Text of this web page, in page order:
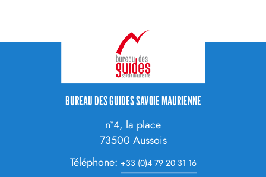
CONTACTBUREAU DES GUIDES SAVOIE MAURIENNE
n°4, la place
73500 Aussois
Téléphone: +33 (0)4 79 20 31 16